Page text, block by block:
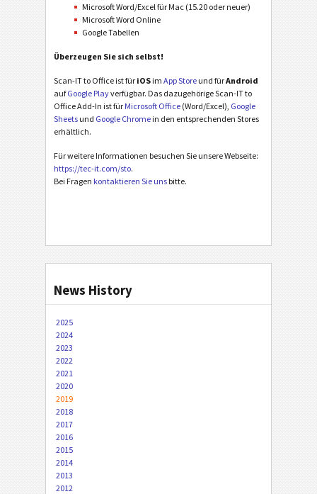
Microsoft Word/Excel für Mac (15.20 oder neuer)
Microsoft Word Online
Google Tabellen
Überzeugen Sie sich selbst!
Scan-IT to Office ist für iOS im App Store und fürAndroid
aufGoogle Playverfügbar. Das dazugehörige Scan-IT to
Office Add-In ist für Microsoft Office (Word/Excel), Google
Sheets und Google Chrome in den entsprechenden Stores
erhältlich.
Für weitere Informationen besuchen Sie unsere Webseite:
https://tec-it.com/sto.
Bei Fragen kontaktieren Sie uns bitte.
News History
2025
2024
2023
2022
2021
2020
2019
2018
2017
2016
2015
2014
2013
2012